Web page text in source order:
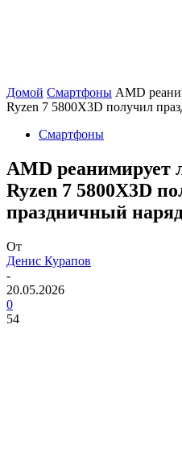
Домой Смартфоны AMD
Ryzen 7 5800X3D получил
Смартфоны
AMD реанимирует
Ryzen 7 5800X3D
праздничный
От
Денис Курапов
-
20.05.2026
0
54